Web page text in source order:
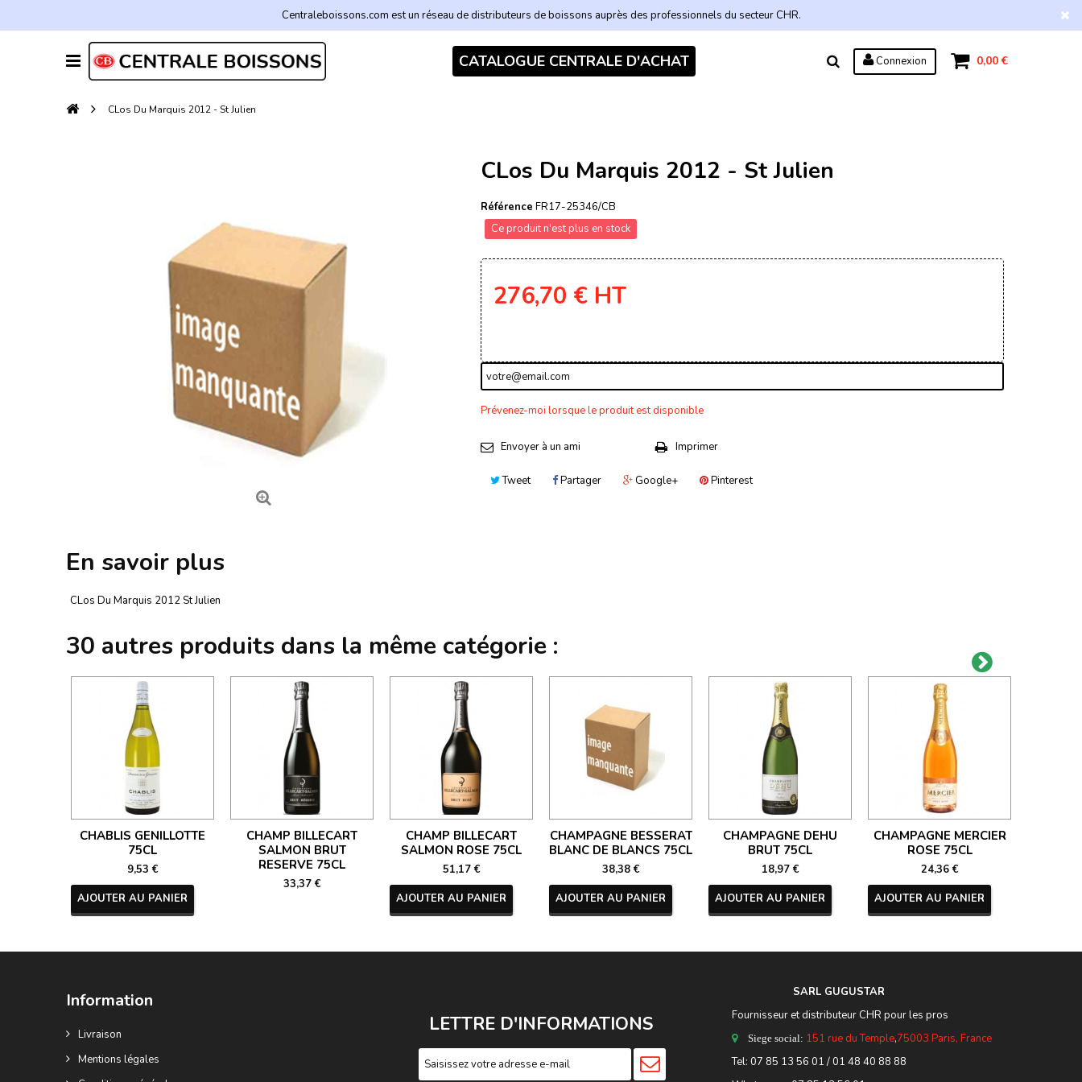
Centraleboissons.com est un réseau de distributeurs de boissons auprès des professionnels du secteur CHR.
0,00 €
Connexion
CATALOGUE CENTRALE D'ACHAT
CLos Du Marquis 2012 - St Julien
CLos Du Marquis 2012 - St Julien
Référence FR17-25346/CB
Ce produit n'est plus en stock
276,70 € HT
Prévenez-moi lorsque le produit est disponible
Envoyer à un ami Imprimer
Tweet Partager Google+ Pinterest
En savoir plus
CLos Du Marquis 2012 St Julien
30 autres produits dans la même catégorie :
CHABLIS GENILLOTTE
75CL
9,53 €
AJOUTER AU PANIER
CHAMP BILLECART
SALMON BRUT
RESERVE 75CL
33,37 €
CHAMP BILLECART
SALMON ROSE 75CL
51,17 €
AJOUTER AU PANIER
CHAMPAGNE BESSERAT
BLANC DE BLANCS 75CL
38,38 €
AJOUTER AU PANIER
CHAMPAGNE DEHU
BRUT 75CL
18,97 €
AJOUTER AU PANIER
CHAMPAGNE MERCIER
ROSE 75CL
24,36 €
AJOUTER AU PANIER
Information
Livraison
Mentions légales
LETTRE D'INFORMATIONS
SARL GUGUSTAR
Fournisseur et distributeur CHR pour les pros
Siege social: 151 rue du Temple,75003 Paris, France
Tel: 07 85 13 56 01 / 01 48 40 88 88